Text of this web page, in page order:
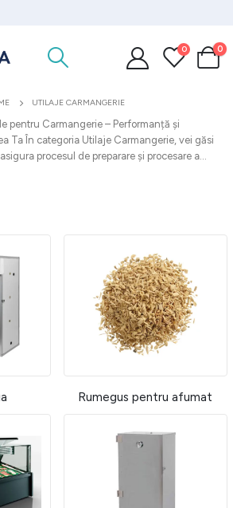
0 0
UTILAJE CARMANGERIE
pentru Carmangerie – Performanță și
Ta În categoria Utilaje Carmangerie, vei găsi
procesul de preparare și procesare a...
Rumegus pentru afumat